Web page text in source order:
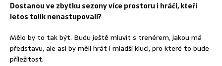
Dostanou ve zbytku sezony více prostoru i hráči, kteří
letos tolik nenastupovali?
Mělo by to tak být. Budu ještě mluvit s trenérem, jakou má
představu, ale asi by měli hrát i mladší kluci, pro které to bude
příležitost.